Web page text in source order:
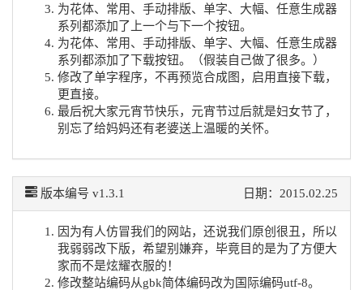
为花体、常用、手动排版、单字、大幅、任意生成器
系列都添加了上一个与下一个按钮。
为花体、常用、手动排版、单字、大幅、任意生成器
系列都添加了下载按钮。（假装自己做了很多。）
修改了单字程序，不再预览合成图，启用直接下载，
更直接。
最后祝大家元宵节快乐，元宵节过后就是妇女节了，
别忘了给妈妈还有老婆送上温暖的关怀。
日期：2015.02.25
版本编号 v1.3.1
因为有人仿冒我们的网站，还说我们原创很丑，所以
我弱弱改下版，希望别嫌弃，毕竟目的是为了方便大
家而不是炫耀衣服的！
修改整站编码从gbk简体编码改为国际编码utf-8。